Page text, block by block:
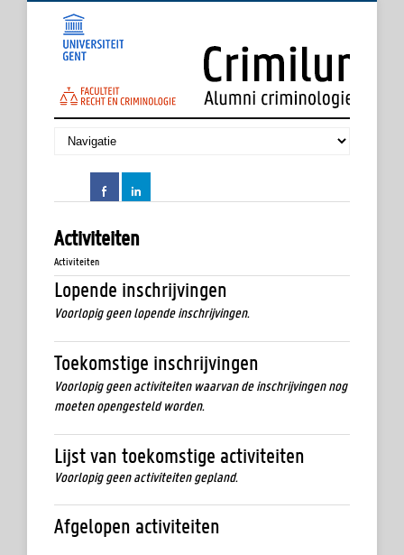
Activiteiten
Activiteiten
Lopende inschrijvingen
Voorlopig geen lopende inschrijvingen.
Toekomstige inschrijvingen
Voorlopig geen activiteiten waarvan de inschrijvingen nog
moeten opengesteld worden.
Lijst van toekomstige activiteiten
Voorlopig geen activiteiten gepland.
Afgelopen activiteiten